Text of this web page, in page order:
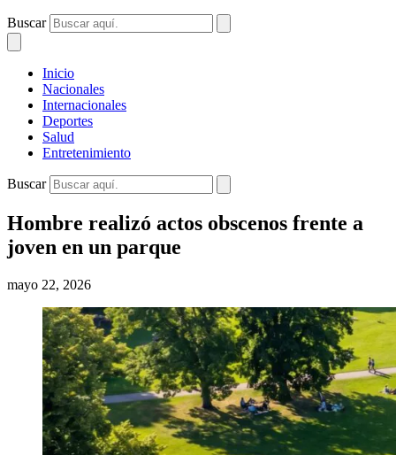
Buscar
Inicio
Nacionales
Internacionales
Deportes
Salud
Entretenimiento
Buscar
Hombre realizó actos obscenos frente a
joven en un parque
mayo 22, 2026